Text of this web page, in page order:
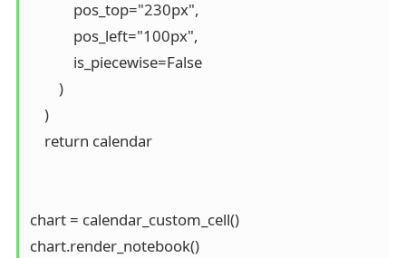
            pos_top="230px",
            pos_left="100px",
            is_piecewise=False
        )
    )
    return calendar
chart = calendar_custom_cell()
chart.render_notebook()